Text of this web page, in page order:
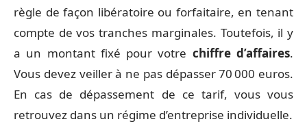
règle de façon libératoire ou forfaitaire, en tenant
compte de vos tranches marginales. Toutefois, il y
a un montant fixé pour votre chiffre d’affaires.
Vous devez veiller à ne pas dépasser 70 000 euros.
En cas de dépassement de ce tarif, vous vous
retrouvez dans un régime d’entreprise individuelle.